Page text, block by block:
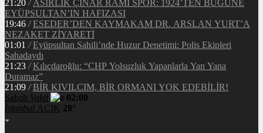
21:20 / ASIRLIK ÇINAR RAMİ SPOR: 1924’TEN BUGÜNE
EYÜPSULTAN’IN HAFIZASI
19:46 / ESEDER’DEN KAYMAKAM DR. ARSLAN YURT’A
NEZAKET ZİYARETİ
01:01 / Eyüpsultan Sahili’nde Huzur Denetimi: Polis Ekipleri
Sahadaydı
21:23 / Kılıçdaroğlu: “CHP Yolsuzluk Yapanlarla Yan Yana
Duramaz”
21:09 / BİR KIVILCIM, BİR ORMANI YOK EDEBİLİR!
Sabah Vakti
02:00
İstanbul AÇIK 28°